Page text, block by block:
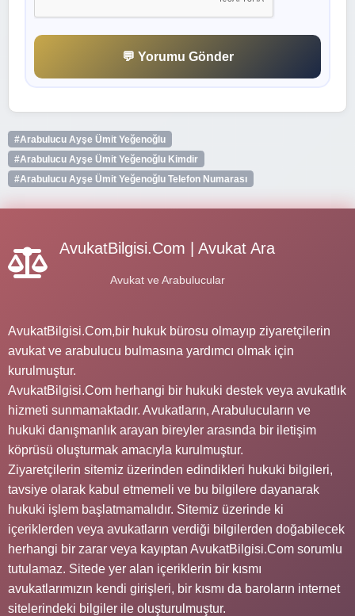
💬 Yorumu Gönder
#Arabulucu Ayşe Ümit Yeğenoğlu
#Arabulucu Ayşe Ümit Yeğenoğlu Kimdir
#Arabulucu Ayşe Ümit Yeğenoğlu Telefon Numarası
AvukatBilgisi.Com | Avukat Ara
Avukat ve Arabulucular
AvukatBilgisi.Com,bir hukuk bürosu olmayıp ziyaretçilerin
avukat ve arabulucu bulmasına yardımcı olmak için
kurulmuştur.
AvukatBilgisi.Com herhangi bir hukuki destek veya avukatlık
hizmeti sunmamaktadır. Avukatların, Arabulucuların ve
hukuki danışmanlık arayan bireyler arasında bir iletişim
köprüsü oluşturmak amacıyla kurulmuştur.
Ziyaretçilerin sitemiz üzerinden edindikleri hukuki bilgileri,
tavsiye olarak kabul etmemeli ve bu bilgilere dayanarak
hukuki işlem başlatmamalıdır. Sitemiz üzerinde ki
içeriklerden veya avukatların verdiği bilgilerden doğabilecek
herhangi bir zarar veya kayıptan AvukatBilgisi.Com sorumlu
tutulamaz. Sitede yer alan içeriklerin bir kısmı
avukatlarımızın kendi girişleri, bir kısmı da baroların internet
sitelerindeki bilgiler ile oluşturulmuştur.